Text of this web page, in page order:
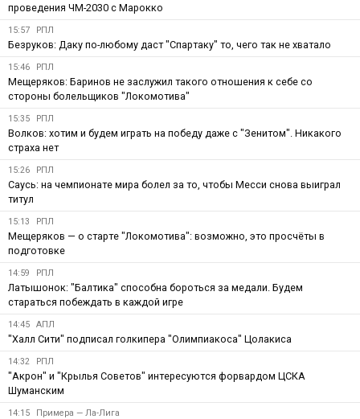
проведения ЧМ-2030 с Марокко
15:57 РПЛ
Безруков: Даку по-любому даст "Спартаку" то, чего так не хватало
15:46 РПЛ
Мещеряков: Баринов не заслужил такого отношения к себе со
стороны болельщиков "Локомотива"
15:35 РПЛ
Волков: хотим и будем играть на победу даже с "Зенитом". Никакого
страха нет
15:26 РПЛ
Саусь: на чемпионате мира болел за то, чтобы Месси снова выиграл
титул
15:13 РПЛ
Мещеряков — о старте "Локомотива": возможно, это просчёты в
подготовке
14:59 РПЛ
Латышонок: "Балтика" способна бороться за медали. Будем
стараться побеждать в каждой игре
14:45 АПЛ
"Халл Сити" подписал голкипера "Олимпиакоса" Цолакиса
14:32 РПЛ
"Акрон" и "Крылья Советов" интересуются форвардом ЦСКА
Шуманским
14:15 Примера — Ла-Лига